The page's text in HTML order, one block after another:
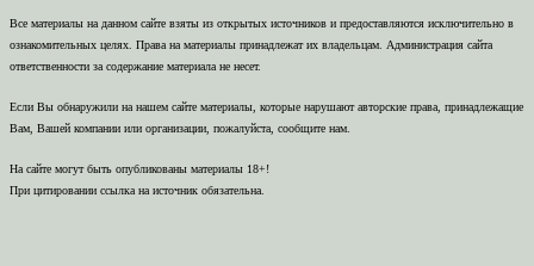
Все материалы на данном сайте взяты из открытых источников и предоставляются исключительно в
ознакомительных целях. Права на материалы принадлежат их владельцам. Администрация сайта
ответственности за содержание материала не несет.
Если Вы обнаружили на нашем сайте материалы, которые нарушают авторские права, принадлежащие
Вам, Вашей компании или организации, пожалуйста, сообщите нам.
На сайте могут быть опубликованы материалы 18+!
При цитировании ссылка на источник обязательна.